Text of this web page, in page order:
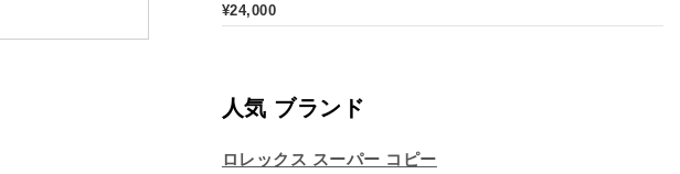
¥24,000
人気 ブランド
ロレックス スーパー コピー